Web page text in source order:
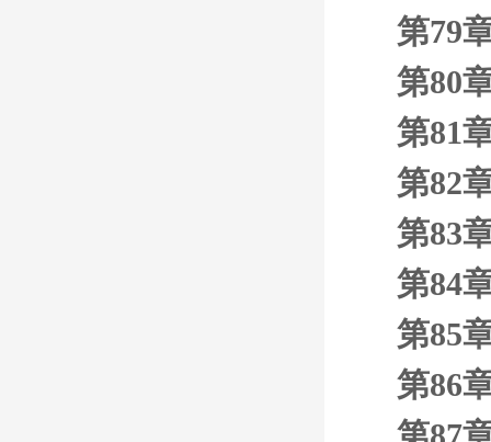
第79
第80
第81
第82
第83
第84
第85
第86